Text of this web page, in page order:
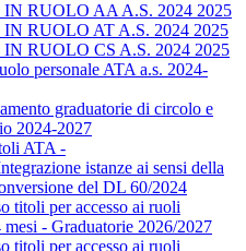
RUOLO AA A.S. 2024 2025
RUOLO AT A.S. 2024 2025
RUOLO CS A.S. 2024 2025
personale ATA a.s. 2024-
graduatorie di circolo e
2024-2027
ATA -
istanze ai sensi della
del DL 60/2024
titoli per accesso ai ruoli
- Graduatorie 2026/2027
titoli per accesso ai ruoli